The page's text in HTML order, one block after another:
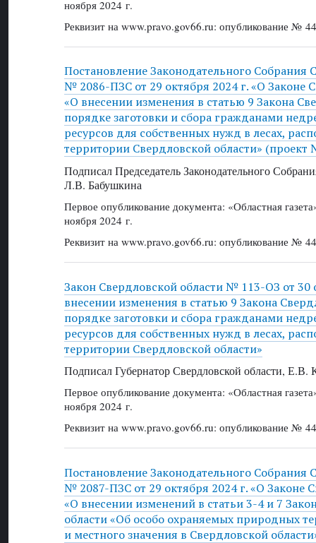
ноября 2024 г.
Реквизит на www.pravo.gov66.ru: опубликование №
Постановление Законодательного Собрания
№ 2086-ПЗС от 29 октября 2024 г. «О Законе
«О внесении изменения в статью 9 Закона
порядке заготовки и сбора гражданами
ресурсов для собственных нужд в лесах,
территории Свердловской области»
Подписал Председатель Законодательного
Л.В. Бабушкина
Первое опубликование документа: «Областная
ноября 2024 г.
Реквизит на www.pravo.gov66.ru: опубликование №
Закон Свердловской области № 113-ОЗ от 30
внесении изменения в статью 9 Закона
порядке заготовки и сбора гражданами
ресурсов для собственных нужд в лесах,
территории Свердловской области»
Подписал Губернатор Свердловской области, Е.В.
Первое опубликование документа: «Областная
ноября 2024 г.
Реквизит на www.pravo.gov66.ru: опубликование №
Постановление Законодательного Собрания
№ 2087-ПЗС от 29 октября 2024 г. «О Законе
«О внесении изменений в статьи 3-4 и 7
области «Об особо охраняемых природных
и местного значения в Свердловской